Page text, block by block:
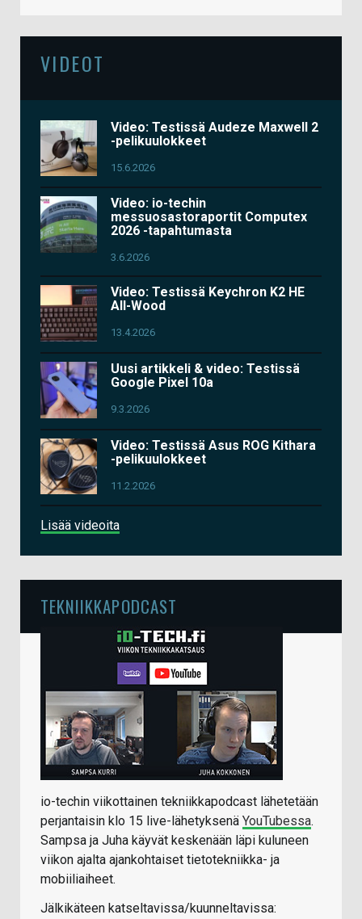
VIDEOT
Video: Testissä Audeze Maxwell 2
-pelikuulokkeet
15.6.2026
Video: io-techin
messuosastoraportit Computex
2026 -tapahtumasta
3.6.2026
Video: Testissä Keychron K2 HE
All-Wood
13.4.2026
Uusi artikkeli & video: Testissä
Google Pixel 10a
9.3.2026
Video: Testissä Asus ROG Kithara
-pelikuulokkeet
11.2.2026
Lisää videoita
TEKNIIKKAPODCAST
io-techin viikottainen tekniikkapodcast lähetetään
perjantaisin klo 15 live-lähetyksenä YouTubessa.
Sampsa ja Juha käyvät keskenään läpi kuluneen
viikon ajalta ajankohtaiset tietotekniikka- ja
mobiiliaiheet.
Jälkikäteen katseltavissa/kuunneltavissa: